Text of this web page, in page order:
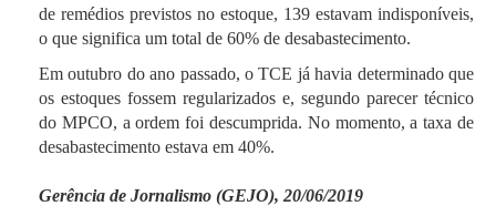
de remédios previstos no estoque, 139 estavam indisponíveis,
o que significa um total de 60% de desabastecimento.
Em outubro do ano passado, o TCE já havia determinado que
os estoques fossem regularizados e, segundo parecer técnico
do MPCO, a ordem foi descumprida. No momento, a taxa de
desabastecimento estava em 40%.
Gerência de Jornalismo (GEJO), 20/06/2019